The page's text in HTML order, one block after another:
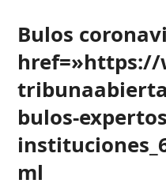
Bulos
bulos-
ml